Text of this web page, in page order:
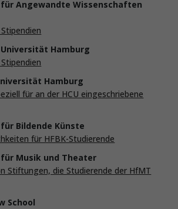
für Angewandte Wissenschaften
Hamburg
Hamburg
für an der HCU eingeschriebene
Bildende Künste
für HFBK-Studierende
Musik und Theater
Stiftungen, die Studierende der HfMT
School